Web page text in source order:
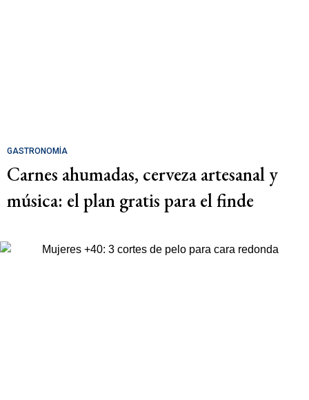
GASTRONOMÍA
Carnes ahumadas, cerveza artesanal y
música: el plan gratis para el finde